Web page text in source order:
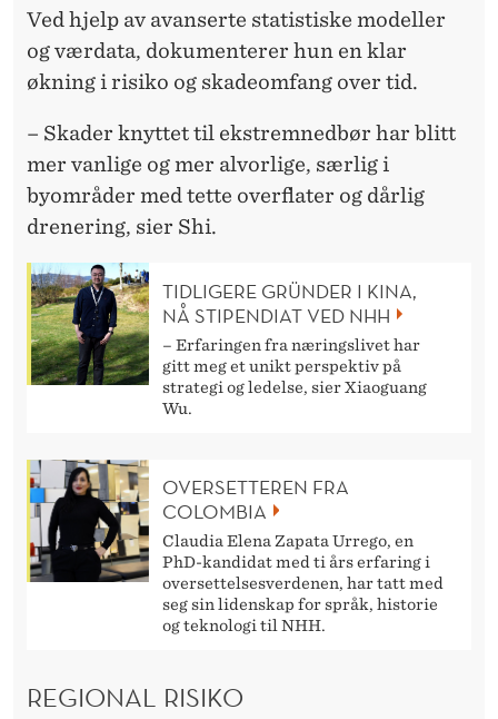
Ved hjelp av avanserte statistiske modeller
og værdata, dokumenterer hun en klar
økning i risiko og skadeomfang over tid.
– Skader knyttet til ekstremnedbør har blitt
mer vanlige og mer alvorlige, særlig i
byområder med tette overflater og dårlig
drenering, sier Shi.
TIDLIGERE GRÜNDER I KINA,
NÅ STIPENDIAT VED NHH
– Erfaringen fra næringslivet har
gitt meg et unikt perspektiv på
strategi og ledelse, sier Xiaoguang
Wu.
OVERSETTEREN FRA
COLOMBIA
Claudia Elena Zapata Urrego, en
PhD-kandidat med ti års erfaring i
oversettelsesverdenen, har tatt med
seg sin lidenskap for språk, historie
og teknologi til NHH.
REGIONAL RISIKO